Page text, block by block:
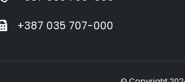
+387 035 707-000